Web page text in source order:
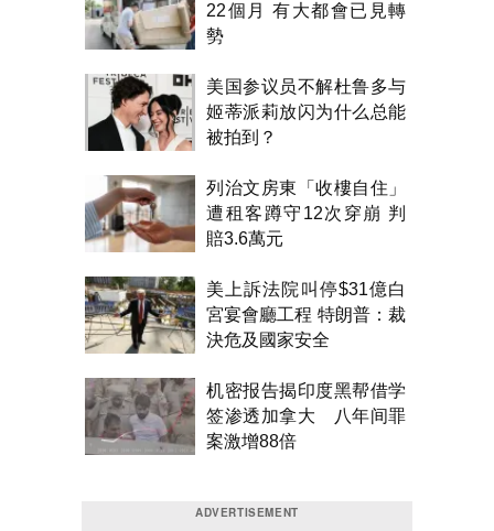
22個月 有大都會已見轉
勢
美国参议员不解杜鲁多与
姬蒂派莉放闪为什么总能
被拍到？
列治文房東「收樓自住」
遭租客蹲守12次穿崩 判
賠3.6萬元
美上訴法院叫停$31億白
宮宴會廳工程 特朗普：裁
決危及國家安全
机密报告揭印度黑帮借学
签渗透加拿大 八年间罪
案激增88倍